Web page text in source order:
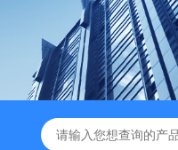
1） vero细胞vero细胞